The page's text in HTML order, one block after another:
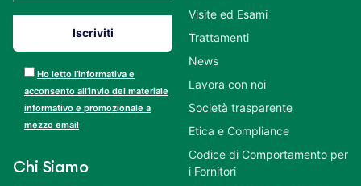
Ho letto l’informativa e
acconsento all’invio del materiale
informativo e promozionale a
mezzo email
Chi Siamo
Visite ed Esami
Trattamenti
News
Lavora con noi
Società trasparente
Etica e Compliance
Codice di Comportamento per
i Fornitori